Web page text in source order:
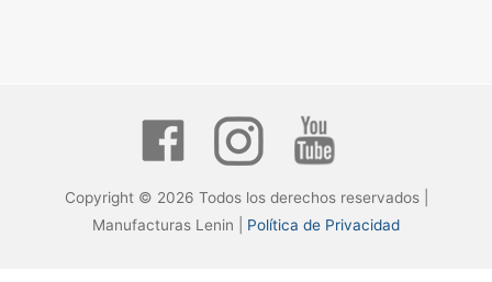
Copyright © 2026 Todos los derechos reservados |
Manufacturas Lenin | Política de Privacidad